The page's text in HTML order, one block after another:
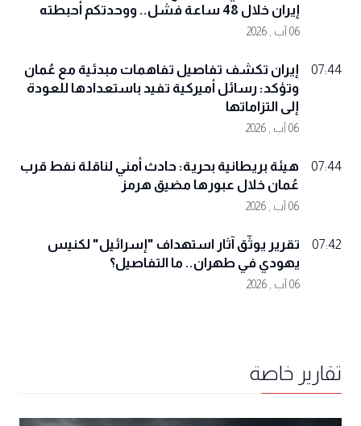
إيران خلال 48 ساعة فشل.. ووحدتكم أحبطته
06 آب , 2026
07:44
إيران تكشف تفاصيل تفاهمات مبدئية مع عُمان
وتؤكد: رسائل أميركية تفيد باستعدادها للعودة
إلى التزاماتها
06 آب , 2026
07:44
هيئة بريطانية بحرية: حادث أمني لناقلة نفط قرب
عُمان خلال عبورها مضيق هرمز
06 آب , 2026
07:42
تقرير يوثّق آثار استهداف "إسرائيل" لكنيس
يهودي في طهران.. ما التفاصيل؟
06 آب , 2026
تقارير خاصة